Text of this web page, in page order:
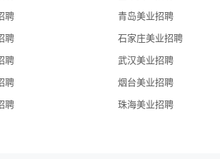
恒主
设施建
加快吸
聘 青岛美业招聘
聘 石家庄美业招聘
聘 武汉美业招聘
聘 烟台美业招聘
聘 珠海美业招聘